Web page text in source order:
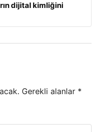
dijital kimliğini
Gerekli alanlar *